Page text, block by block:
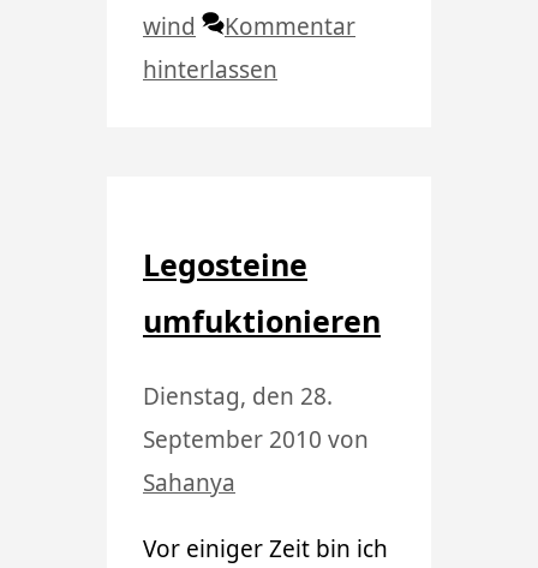
wind
Kommentar
hinterlassen
Legosteine
umfuktionieren
Dienstag, den 28.
September 2010 von
Sahanya
Vor einiger Zeit bin ich